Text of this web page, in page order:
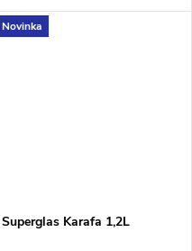
nápoj déle chladný. Ideální na
zahradu i grilování.
Novinka
Superglas Karafa 1,2L